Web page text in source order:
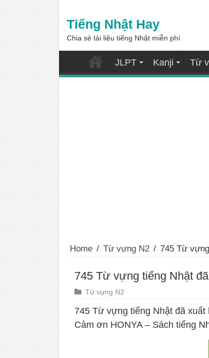
Tiếng Nhật Hay
Chia sẻ tài liệu tiếng Nhật miễn phí
JLPT Kanji Từ
Home / Từ vựng N2 / 745 Từ
745 Từ vựng tiếng Nhật
Từ vựng N2
745 Từ vựng tiếng Nhật đã xuất
Cảm ơn HONYA – Sách tiếng